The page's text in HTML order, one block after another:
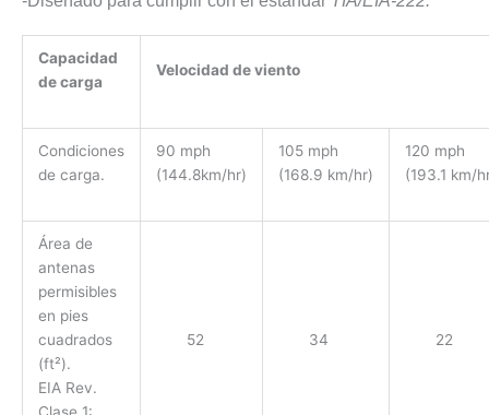
Capacidad
de carga
Velocidad de viento
Condiciones
de carga.
90 mph
(144.8km/hr)
105 mph
(168.9 km/hr)
120 mph
(193.1 km/
Área de
antenas
permisibles
en pies
cuadrados
(ft²).
EIA Rev.
52 34 22